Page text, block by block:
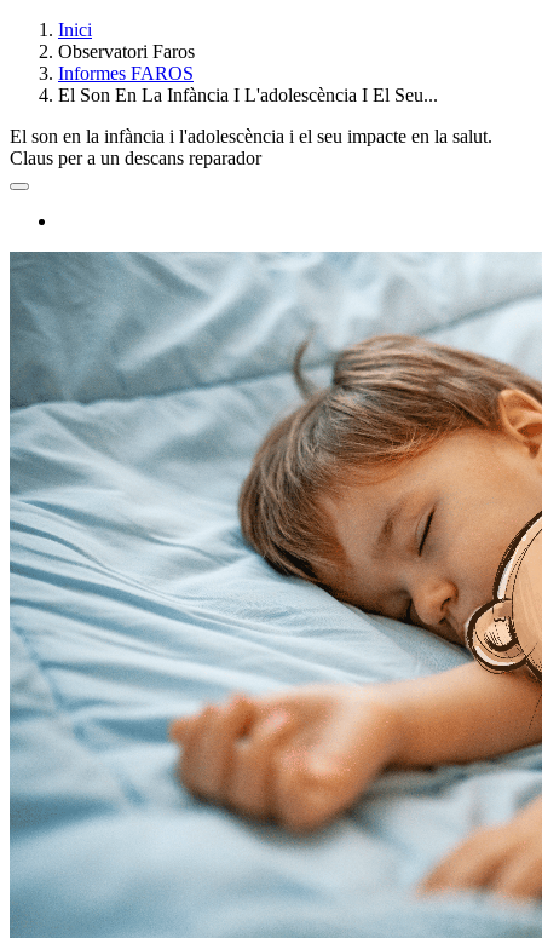
Breadcrumb
Inici
Observatori Faros
Informes FAROS
El Son En La Infància I L'adolescència I El Seu...
El son en la infància i l'adolescència i el seu impacte en la salut.
Claus per a un descans reparador